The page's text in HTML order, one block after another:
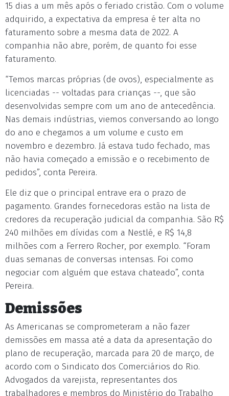
15 dias a um mês após o feriado cristão. Com o volume
adquirido, a expectativa da empresa é ter alta no
faturamento sobre a mesma data de 2022. A
companhia não abre, porém, de quanto foi esse
faturamento.
“Temos marcas próprias (de ovos), especialmente as
licenciadas -- voltadas para crianças --, que são
desenvolvidas sempre com um ano de antecedência.
Nas demais indústrias, viemos conversando ao longo
do ano e chegamos a um volume e custo em
novembro e dezembro. Já estava tudo fechado, mas
não havia começado a emissão e o recebimento de
pedidos”, conta Pereira.
Ele diz que o principal entrave era o prazo de
pagamento. Grandes fornecedoras estão na lista de
credores da recuperação judicial da companhia. São R$
240 milhões em dívidas com a Nestlé, e R$ 14,8
milhões com a Ferrero Rocher, por exemplo. “Foram
duas semanas de conversas intensas. Foi como
negociar com alguém que estava chateado”, conta
Pereira.
Demissões
As Americanas se comprometeram a não fazer
demissões em massa até a data da apresentação do
plano de recuperação, marcada para 20 de março, de
acordo com o Sindicato dos Comerciários do Rio.
Advogados da varejista, representantes dos
trabalhadores e membros do Ministério do Trabalho